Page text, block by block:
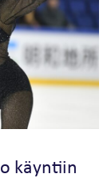
käyntiin